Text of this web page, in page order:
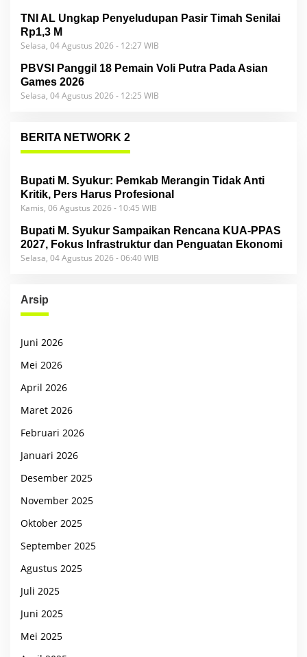
TNI AL Ungkap Penyeludupan Pasir Timah Senilai
Rp1,3 M
Selasa, 04 Agustus 2026 - 12:27 WIB
PBVSI Panggil 18 Pemain Voli Putra Pada Asian
Games 2026
Selasa, 04 Agustus 2026 - 12:25 WIB
BERITA NETWORK 2
Bupati M. Syukur: Pemkab Merangin Tidak Anti
Kritik, Pers Harus Profesional
Kamis, 06 Agustus 2026 - 10:45 WIB
Bupati M. Syukur Sampaikan Rencana KUA-PPAS
2027, Fokus Infrastruktur dan Penguatan Ekonomi
Selasa, 04 Agustus 2026 - 06:40 WIB
Arsip
Juni 2026
Mei 2026
April 2026
Maret 2026
Februari 2026
Januari 2026
Desember 2025
November 2025
Oktober 2025
September 2025
Agustus 2025
Juli 2025
Juni 2025
Mei 2025